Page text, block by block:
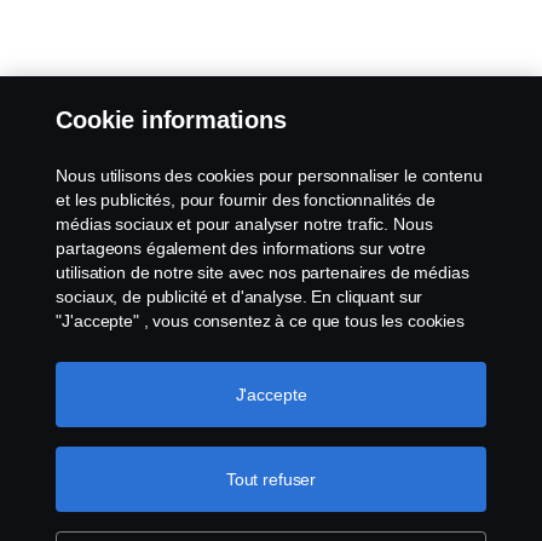
Cookie informations
Nous utilisons des cookies pour personnaliser le contenu
et les publicités, pour fournir des fonctionnalités de
médias sociaux et pour analyser notre trafic. Nous
partageons également des informations sur votre
utilisation de notre site avec nos partenaires de médias
sociaux, de publicité et d'analyse. En cliquant sur
"J'accepte" , vous consentez à ce que tous les cookies
Vous pouvez également gérer vos cookies en cliquant
sur "Paramètres des cookies" et en sélectionnant les
les cookies, que vous trouverez en cliquant sur le lien
situé sous ce texte. Pour en savoir plus sur la
Tout refuser
J'accepte